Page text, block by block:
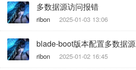
多数据源访问报错
ribon 2025-01-03 13:06
blade-boot版本配置多数据源
ribon 2025-01-02 16:45